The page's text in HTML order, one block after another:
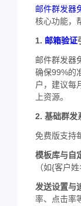
邮件群发器
核心功能，
​1. 邮箱验证
邮件群发器
确保99%的
户，建议每
上资源。
​2. 基础群发
免费版支持
模板库与自
（如{客户
发送设置与
率、点击率